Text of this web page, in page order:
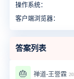
操作系统：
客户端浏览器：
答案列表
🎂 禅道-王誉霖